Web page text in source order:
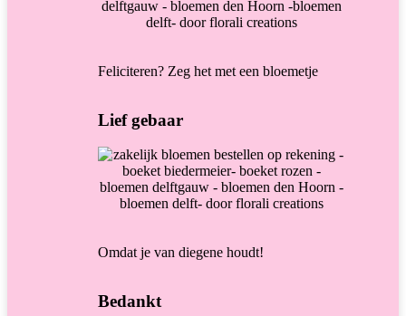
Feliciteren? Zeg het met een bloemetje
Lief gebaar
Omdat je van diegene houdt!
Bedankt